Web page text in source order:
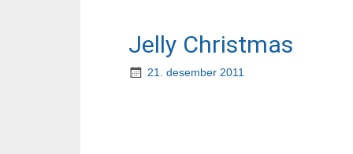
Jelly Christmas
21. desember 2011